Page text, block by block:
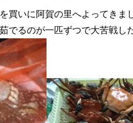
買いに阿賀の里へよってきま
でるのが一匹ずつで大苦戦し